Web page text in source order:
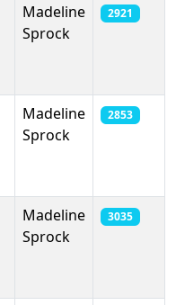
Madeline
Sprock
2921
Madeline
Sprock
2853
Madeline
Sprock
3035